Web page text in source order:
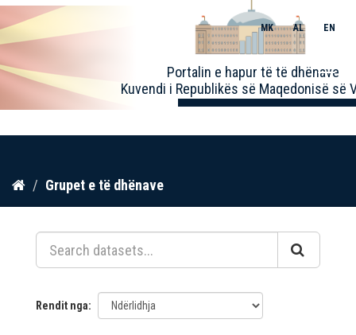
Kalo
përmbajtja
Portalin e hapur të të dhënave
Kuvendi i Republikës së Maqedonisë së
MK AL EN
Toggle
Grupet e të dhënave
Rendit nga